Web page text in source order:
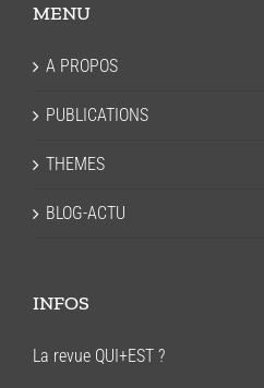
MENU
A PROPOS
PUBLICATIONS
THEMES
BLOG-ACTU
INFOS
La revue QUI+EST ?